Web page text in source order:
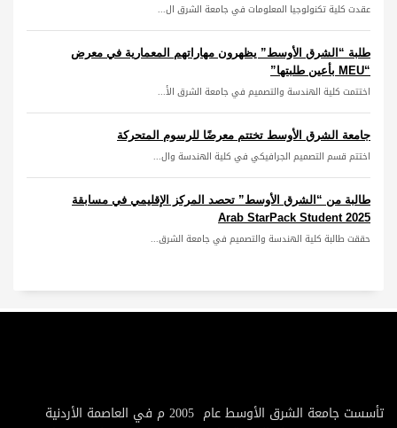
عقدت كلية تكنولوجيا المعلومات في جامعة الشرق ال...
طلبة “الشرق الأوسط” يظهرون مهاراتهم المعمارية في معرض
“MEU بأعين طلبتها”
اختتمت كلية الهندسة والتصميم في جامعة الشرق الأ...
جامعة الشرق الأوسط تختتم معرضًا للرسوم المتحركة
اختتم قسم التصميم الجرافيكي في كلية الهندسة وال...
طالبة من “الشرق الأوسط” تحصد المركز الإقليمي في مسابقة
Arab StarPack Student 2025
حققت طالبة كلية الهندسة والتصميم في جامعة الشرق...
تأسست جامعة الشرق الأوسط عام 2005 م في العاصمة الأردنية